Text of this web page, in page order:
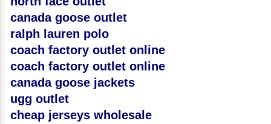
canada goose outlet
ralph lauren polo
coach factory outlet online
coach factory outlet online
canada goose jackets
ugg outlet
cheap jerseys wholesale